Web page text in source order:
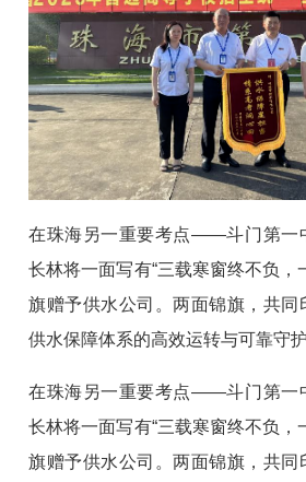
在珠海另一重要考点——斗门第一
长林将一面写有“三载寒窗终不负，
旗赠予供水公司。两面锦旗，共同
供水保障体系的高效运转与可靠守护
在珠海另一重要考点——斗门第一
长林将一面写有“三载寒窗终不负，
旗赠予供水公司。两面锦旗，共同